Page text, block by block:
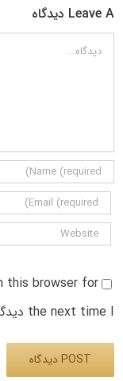
Leave A دیدگاه
دیدگاه
this browser for
the next time I دیدگاه.